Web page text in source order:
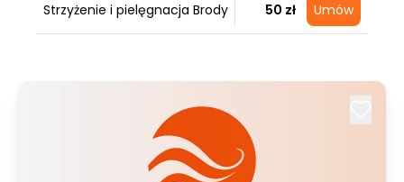
Strzyżenie i pielęgnacja Brody 50 zł Umów